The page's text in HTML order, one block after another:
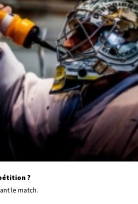
?
le match.